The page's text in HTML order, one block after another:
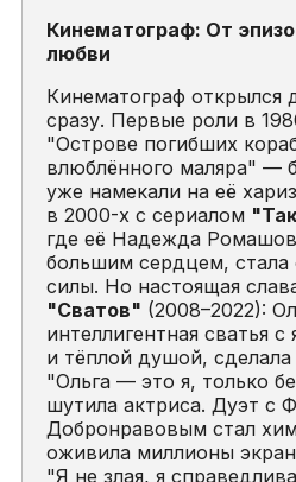
Кинематограф: От
любви
Кинематограф
сразу. Первые роли в
"Острове погибших
влюблённого маляра" —
уже намекали на её
в 2000-х с сериалом
где её Надежда
большим сердцем,
силы. Но настоящая
"Сватов" (2008–2022):
интеллигентная сватья
и тёплой душой,
"Ольга — это я, только
шутила актриса. Дуэт с
Добронравовым стал
оживила миллионы
"Я не злая, я